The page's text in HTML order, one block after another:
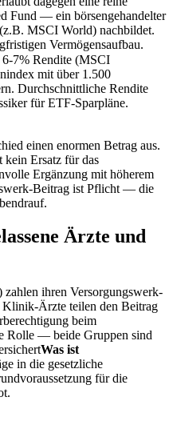
Fund — ein börsengehandelter
MSCI World) nachbildet.
Vermögensaufbau.
7% Rendite (MSCI
mit über 1.500
Durchschnittliche Rendite
für ETF-Sparpläne.
einen enormen Betrag aus.
kein Ersatz für das
Ergänzung mit höherem
Beitrag ist Pflicht — die
Ärzte und
zahlen ihren Versorgungswerk-
Klinik-Ärzte teilen den Beitrag
beim
Rolle — beide Gruppen sind
Was ist
in die gesetzliche
für die